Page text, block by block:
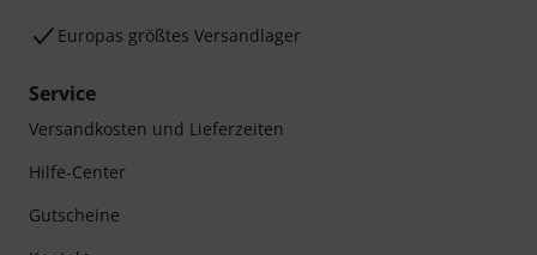
Europas größtes Versandlager
Service
Versandkosten und Lieferzeiten
Hilfe-Center
Gutscheine